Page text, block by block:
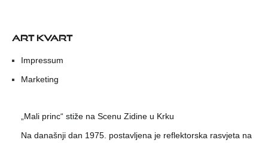
ART KVART
Impressum
Marketing
„Mali princ“ stiže na Scenu Zidine u Krku
Na današnji dan 1975. postavljena je reflektorska rasvjeta na